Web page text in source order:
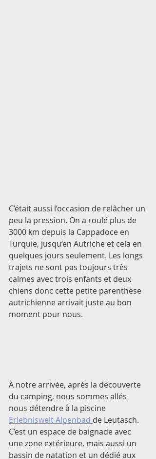
C’était aussi l’occasion de relâcher un
peu la pression. On a roulé plus de
3000 km depuis la Cappadoce en
Turquie, jusqu’en Autriche et cela en
quelques jours seulement. Les longs
trajets ne sont pas toujours très
calmes avec trois enfants et deux
chiens donc cette petite parenthèse
autrichienne arrivait juste au bon
moment pour nous.
À notre arrivée, après la découverte
du camping, nous sommes allés
nous détendre à la piscine
Erlebniswelt Alpenbad de Leutasch.
C’est un espace de baignade avec
une zone extérieure, mais aussi un
bassin de natation et un dédié aux